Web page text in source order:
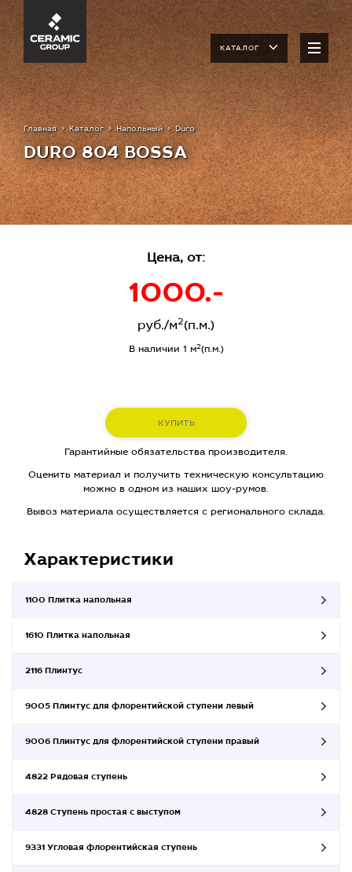
КАТАЛОГ
Главная Каталог Напольный Duro
DURO 804 BOSSA
Цена, от:
1000.-
руб./м2(п.м.)
В наличии 1 м2(п.м.)
КУПИТЬ
Гарантийные обязательства производителя.
Оценить материал и получить техническую консультацию
можно в одном из наших шоу-румов.
Вывоз материала осуществляется с регионального склада.
Характеристики
1100 Плитка напольная
1610 Плитка напольная
2116 Плинтус
9005 Плинтус для флорентийской ступени левый
9006 Плинтус для флорентийской ступени правый
4822 Рядовая ступень
4828 Ступень простая с выступом
9331 Угловая флорентийская ступень